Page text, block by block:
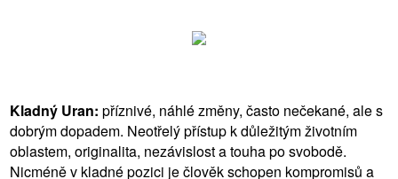
Kladný Uran: příznivé, náhlé změny, často nečekané, ale s
dobrým dopadem. Neotřelý přístup k důležitým životním
oblastem, originalita, nezávislost a touha po svobodě.
Nicméně v kladné pozici je člověk schopen kompromisů a